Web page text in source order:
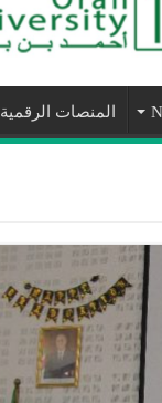
المنصات الرقمية